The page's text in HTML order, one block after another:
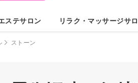
ステサロン リラク・マッサージサ
ストーン